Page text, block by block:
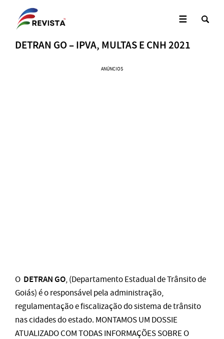
DETRAN GO – IPVA, MULTAS E CNH 2021
ANÚNCIOS
O DETRAN GO, (Departamento Estadual de Trânsito de
Goiás) é o responsável pela administração,
regulamentação e fiscalização do sistema de trânsito
nas cidades do estado. MONTAMOS UM DOSSIE
ATUALIZADO COM TODAS INFORMAÇÕES SOBRE O